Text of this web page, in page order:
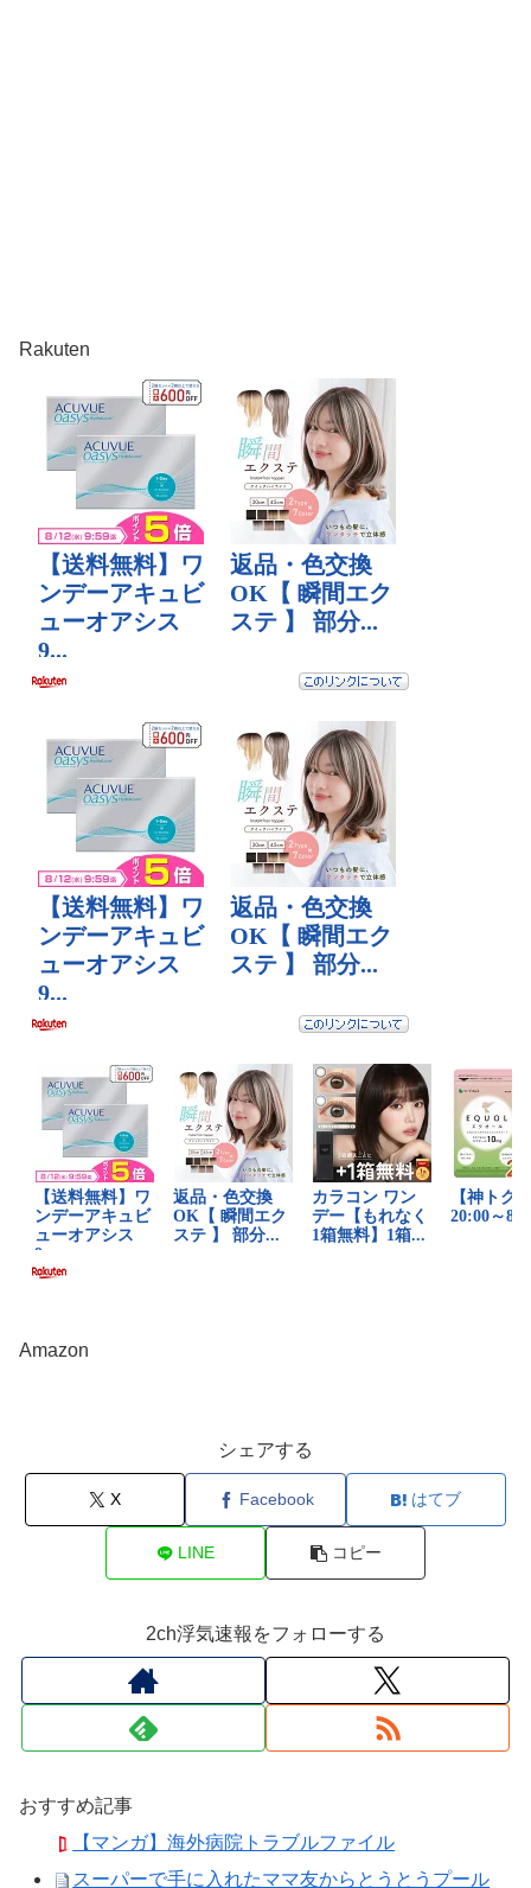
Rakuten
Amazon
シェアする
X Facebook はてブ
LINE コピー
2ch浮気速報をフォローする
おすすめ記事
【マンガ】海外病院トラブルファイル
スーパーで手に入れたママ友からとうとうプール